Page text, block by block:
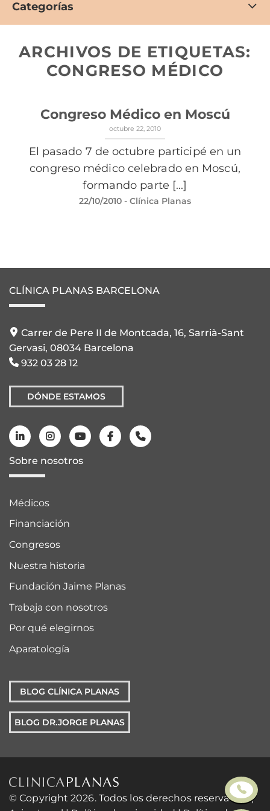
Categorías
ARCHIVOS DE ETIQUETAS:
CONGRESO MÉDICO
Congreso Médico en Moscú
octubre 22, 2010
El pasado 7 de octubre participé en un
congreso médico celebrado en Moscú,
formando parte [...]
22/10/2010 - Clínica Planas
CLÍNICA PLANAS BARCELONA
Carrer de Pere II de Montcada, 16, Sarrià-Sant
Gervasi, 08034 Barcelona
932 03 28 12
DÓNDE ESTAMOS
Sobre nosotros
Médicos
Financiación
Congresos
Nuestra historia
Fundación Jaime Planas
Trabaja con nosotros
Por qué elegirnos
Aparatología
BLOG CLÍNICA PLANAS
BLOG DR.JORGE PLANAS
© Copyright 2026. Todos los derechos reservados. |